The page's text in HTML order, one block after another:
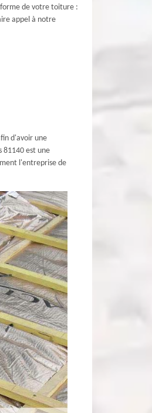
de votre toiture :
appel à notre
d'avoir une
81140 est une
l'entreprise de